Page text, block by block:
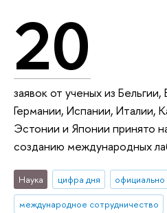
20
заявок от ученых из
Германии, Испании, Италии,
Эстонии и Японии принято
созданию международных
Наука цифра дня
официально
международное сотрудничество